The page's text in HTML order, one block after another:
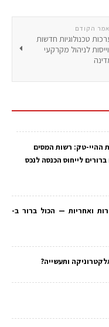
הקודם
טכנולוגיות חדשות
לניהול מקרקעי
ההיי-טק: רשות המסים
לייחוס הכנסה לנכס
ואחריות — הכול ברור ב-
ותעשייה?